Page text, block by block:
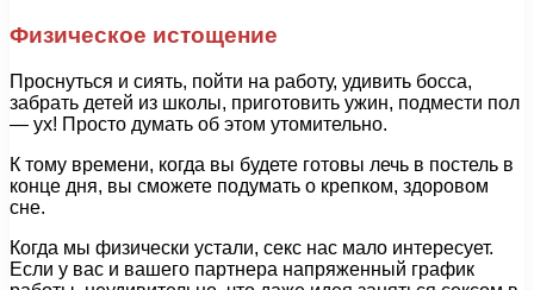
Физическое истощение
Проснуться и сиять, пойти на работу, удивить босса,
забрать детей из школы, приготовить ужин, подмести пол
— ух! Просто думать об этом утомительно.
К тому времени, когда вы будете готовы лечь в постель в
конце дня, вы сможете подумать о крепком, здоровом
сне.
Когда мы физически устали, секс нас мало интересует.
Если у вас и вашего партнера напряженный график